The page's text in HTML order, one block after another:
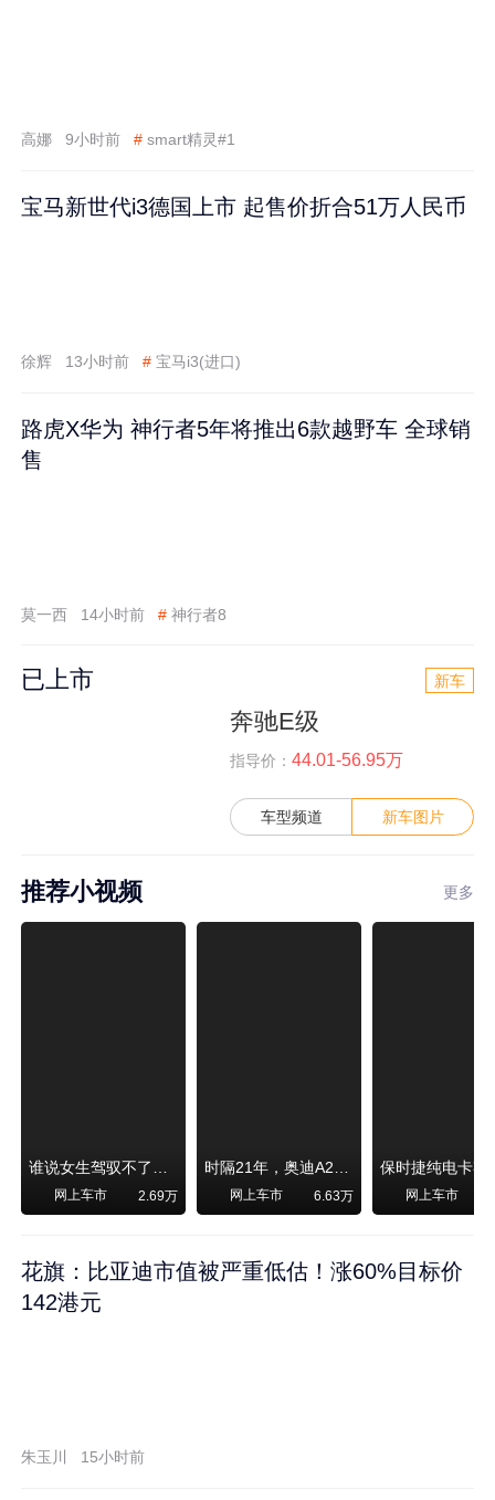
高娜 9小时前 # smart精灵#1
宝马新世代i3德国上市 起售价折合51万人民币
徐辉 13小时前 # 宝马i3(进口)
路虎X华为 神行者5年将推出6款越野车 全球销
售
莫一西 14小时前 # 神行者8
已上市 新车
奔驰E级
指导价： 44.01-56.95万
车型频道 新车图片
推荐小视频 更多
谁说女生驾驭不了大SUV？看我开问界M6驰骋坝上草原！
网上车市 2.69万
时隔21年，奥迪A2强势归来！
网上车市 6.63万 网上车市
花旗：比亚迪市值被严重低估！涨60%目标价
142港元
朱玉川 15小时前